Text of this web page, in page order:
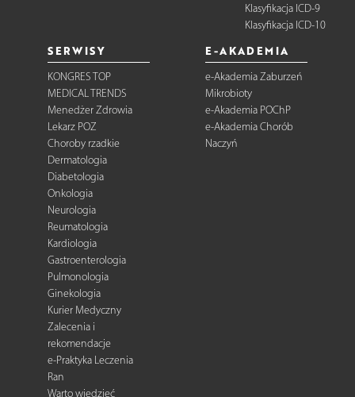
Klasyfikacja ICD-9
Klasyfikacja ICD-10
SERWISY
KONGRES TOP
MEDICAL TRENDS
Menedżer Zdrowia
Lekarz POZ
Choroby rzadkie
Dermatologia
Diabetologia
Onkologia
Neurologia
Reumatologia
Kardiologia
Gastroenterologia
Pulmonologia
Ginekologia
Kurier Medyczny
Zalecenia i
rekomendacje
e-Praktyka Leczenia
Ran
Warto wiedzieć
E-AKADEMIA
e-Akademia Zaburzeń
Mikrobioty
e-Akademia POChP
e-Akademia Chorób
Naczyń